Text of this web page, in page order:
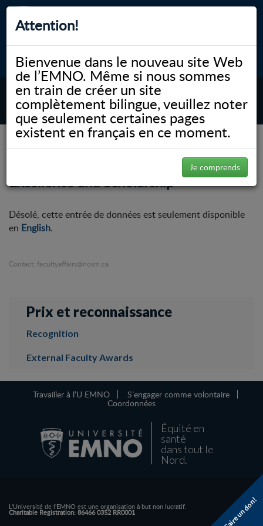
Faire un don!
Attention!
Bienvenue dans le nouveau site Web
de l’EMNO. Même si nous sommes
en train de créer un site
complètement bilingue, veuillez noter
que seulement certaines pages
existent en français en ce moment.
Je comprends
myNOSM Accessibilité A- A+ English
MENU
NOSM.ca Faculté Prix ​​et reconnaissance
NOSM University Faculty Awards of
Excellence and Scholarship
Désolé, cette entrée de données est seulement disponible
en English.
Contact: facultyaffairs@nosm.ca
Prix ​​et reconnaissance
Recognition
External Faculty Awards
Travailler à l’U EMNO S’engager comme volontaire
Coordonnées
Équité en
santé
dans tout le
Nord.
L'Université de l'EMNO est une organisation à but non lucratif.
Charitable Registration: 86466 0352 RR0001